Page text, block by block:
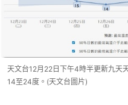
天文台12月22日下午4時半更新九天
14至24度。(天文台圖片)